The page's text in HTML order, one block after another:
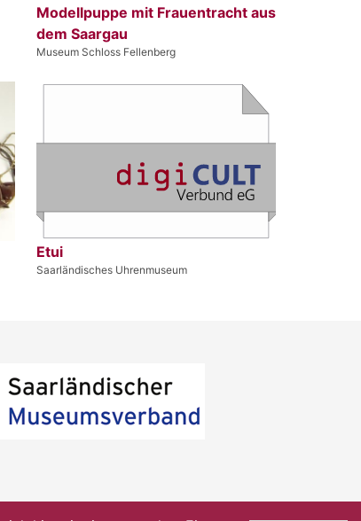
Modellpuppe mit Frauentracht aus
dem Saargau
Museum Schloss Fellenberg
Etui
Saarländisches Uhrenmuseum